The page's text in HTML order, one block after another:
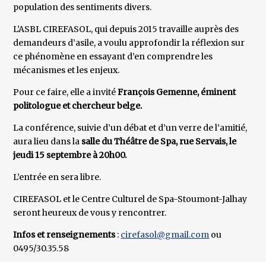
population des sentiments divers.
L’ASBL CIREFASOL, qui depuis 2015 travaille auprès des
demandeurs d’asile, a voulu approfondir la réflexion sur
ce phénomène en essayant d’en comprendre les
mécanismes et les enjeux.
Pour ce faire, elle a invitéFrançois Gemenne, éminent
politologue et chercheur belge.
La conférence, suivie d’un débat et d’un verre de l’amitié,
aura lieu dans la salle du Théâtre de Spa, rue Servais, le
jeudi 15 septembre à 20h00.
L’entrée en sera libre.
CIREFASOL et le Centre Culturel de Spa-Stoumont-Jalhay
seront heureux de vous y rencontrer.
Infos et renseignements: cirefasol@gmail.com ou
0495/30.35.58